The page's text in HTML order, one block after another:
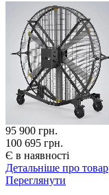
95 900 грн.
100 695 грн.
Є в наявності
Детальніше про товар
Переглянути